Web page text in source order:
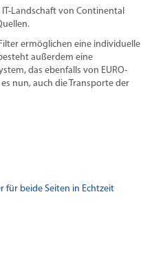
Landschaft von Continental
ermöglichen eine individuelle
außerdem eine
das ebenfalls von EURO-
nun, auch die Transporte der
für beide Seiten in Echtzeit